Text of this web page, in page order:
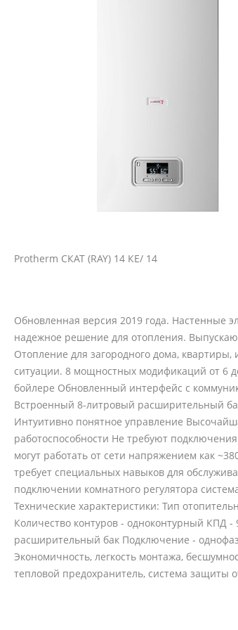
Protherm СКАТ (RAY) 14 КE/ 14
Обновленная версия 2019 года. Настенные
надежное решение для отопления.
Отопление для загородного дома,
ситуации. 8 мощностных модификаций от 6
бойлере Обновленный интерфейс с
Встроенный 8-литровый расширительный
Интуитивно понятное управление
работоспособности Не требуют
могут работать от сети напряжением как
требует специальных навыков для
подключении комнатного регулятора
Технические характеристики: Тип
Количество контуров - одноконтурный КПД
расширительный бак Подключение -
Экономичность, легкость монтажа,
тепловой предохранитель, система защиты